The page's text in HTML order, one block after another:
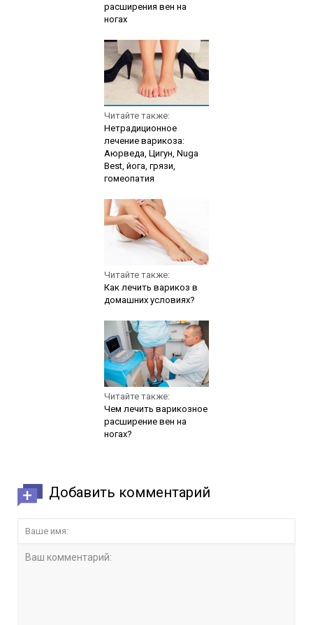
расширения вен на
ногах
Читайте также:
Нетрадиционное
лечение варикоза:
Аюрведа, Цигун, Nuga
Best, йога, грязи,
гомеопатия
Читайте также:
Как лечить варикоз в
домашних условиях?
Читайте также:
Чем лечить варикозное
расширение вен на
ногах?
Добавить комментарий